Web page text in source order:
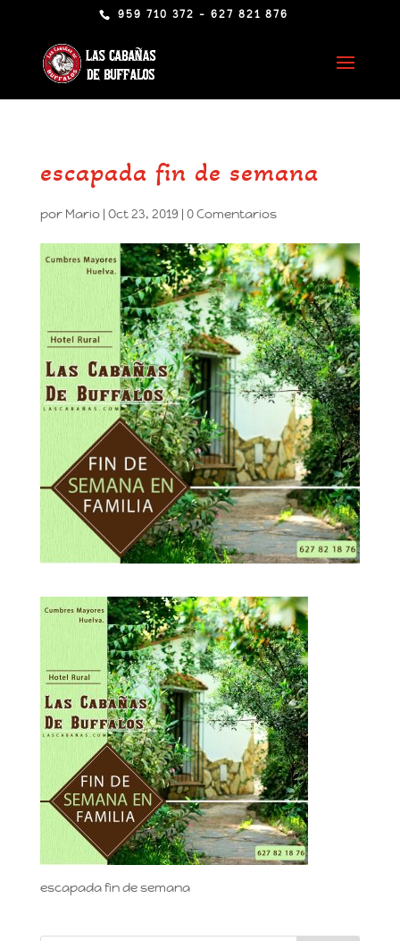
959 710 372 - 627 821 876
escapada fin de semana
por Mario| Oct 23, 2019 | 0 Comentarios
escapada fin de semana